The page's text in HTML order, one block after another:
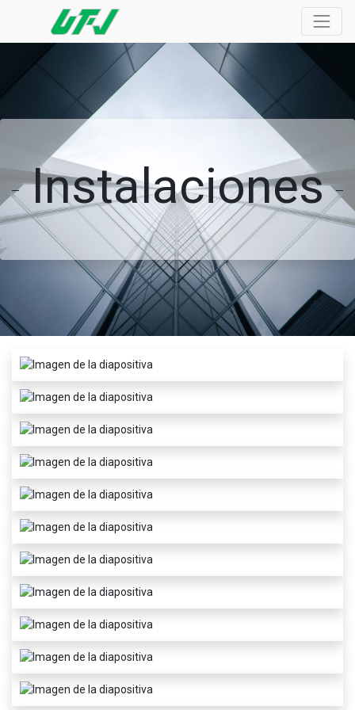
Instalaciones